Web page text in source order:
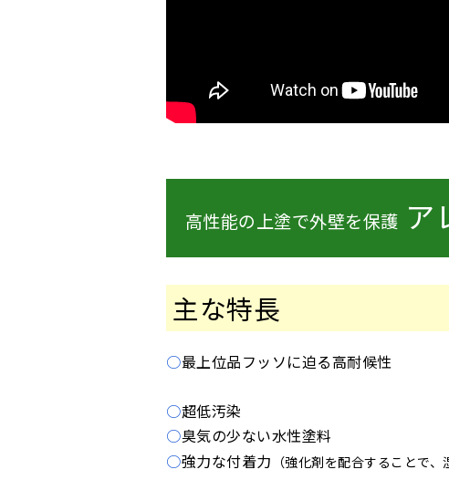
高性能の上塗で外壁を保護 ア
主な特長
○最上位品フッソに迫る高耐候性
○超低汚染
○臭気の少ない水性塗料
○強力な付着力 （強化剤を配合することで、